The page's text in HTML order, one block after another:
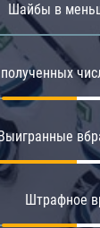
Шайбы в
Штрафное